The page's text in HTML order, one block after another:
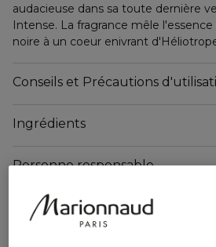
audacieuse dans sa toute dernière
Intense. La fragrance mêle
noire à un coeur enivrant
véritable nature se révèle.
Conseils et Précautions
Ingrédients
Personne responsable
Email